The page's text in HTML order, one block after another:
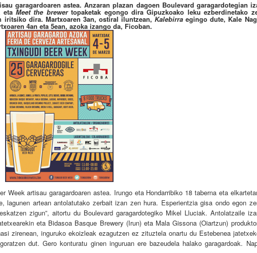
garagardoaren astea. Anzaran plazan dagoen Boulevard garagardotegian
etaMeet the brewertopaketak egongo dira Gipuzkoako leku ezberdinetako
iritsiko dira. Martxoaren 3an, ostiral iluntzean,Kalebirraegingo dute, Kale
4an eta 5ean, azoka izango da, Ficoban.
Week artisau garagardoaren astea. Irungo eta Hondarribiko 18 taberna eta
lagunen artean antolatutako zerbait izan zen hura. Esperientzia gisa ondo egon
zigun”, aitortu du Boulevard garagardotegiko Mikel Lluciak. Antolatzaile
eta Bidasoa Basque Brewery (Irun) eta Mala Gissona (Oiartzun)
zirenean, inguruko ekoizleak ezagutzen ez zituztela onartu du Estebenea
dut. Gero konturatu ginen inguruan ere bazeudela halako garagardoak.